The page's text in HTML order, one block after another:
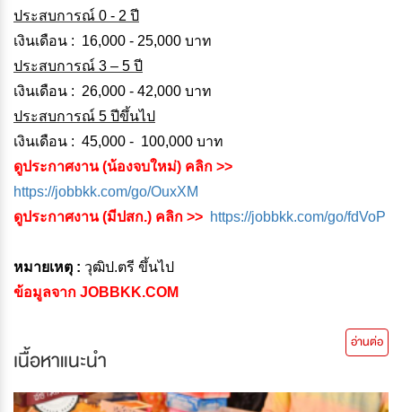
ประสบการณ์ 0 - 2 ปี
เงินเดือน : 16,000 - 25,000 บาท
ประสบการณ์ 3 – 5 ปี
เงินเดือน : 26,000 - 42,000 บาท
ประสบการณ์ 5 ปีขึ้นไป
เงินเดือน : 45,000 - 100,000 บาท
ดูประกาศงาน (น้องจบใหม่) คลิก >>
https://jobbkk.com/go/OuxXM
ดูประกาศงาน (มีปสก.) คลิก >> https://jobbkk.com/go/fdVoP
หมายเหตุ : วุฒิป.ตรี ขึ้นไป
ข้อมูลจาก JOBBKK.COM
เนื้อหาแนะนำ
อ่านต่อ